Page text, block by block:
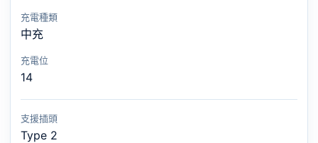
充電種類
中充
充電位
14
支援插頭
Type 2